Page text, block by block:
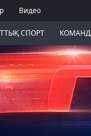
Видео
СПОРТ